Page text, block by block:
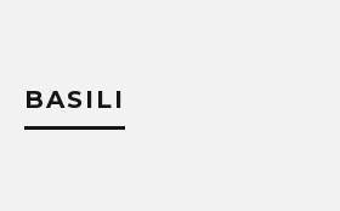
BASILI